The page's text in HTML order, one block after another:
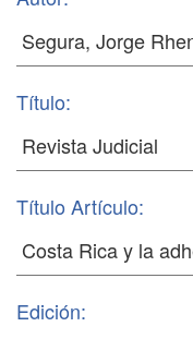
Título:
Título Artículo:
Edición: